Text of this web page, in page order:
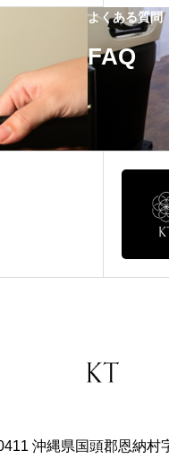
よくある質問
FAQ
沖縄県国頭郡恩納村